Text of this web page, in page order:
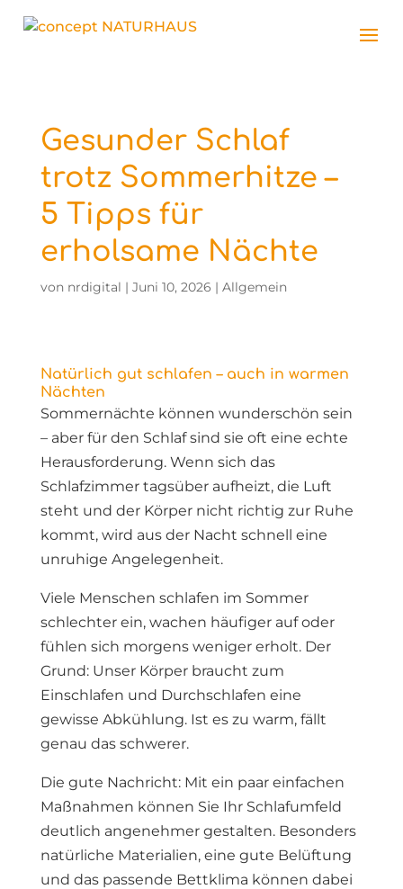
Gesunder Schlaf
trotz Sommerhitze –
5 Tipps für
erholsame Nächte
von nrdigital | Juni 10, 2026 | Allgemein
Natürlich gut schlafen – auch in warmen
Nächten
Sommernächte können wunderschön sein
– aber für den Schlaf sind sie oft eine echte
Herausforderung. Wenn sich das
Schlafzimmer tagsüber aufheizt, die Luft
steht und der Körper nicht richtig zur Ruhe
kommt, wird aus der Nacht schnell eine
unruhige Angelegenheit.
Viele Menschen schlafen im Sommer
schlechter ein, wachen häufiger auf oder
fühlen sich morgens weniger erholt. Der
Grund: Unser Körper braucht zum
Einschlafen und Durchschlafen eine
gewisse Abkühlung. Ist es zu warm, fällt
genau das schwerer.
Die gute Nachricht: Mit ein paar einfachen
Maßnahmen können Sie Ihr Schlafumfeld
deutlich angenehmer gestalten. Besonders
natürliche Materialien, eine gute Belüftung
und das passende Bettklima können dabei